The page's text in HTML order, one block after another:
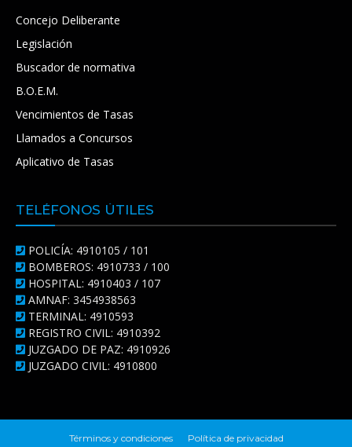
Concejo Deliberante
Legislación
Buscador de normativa
B.O.E.M.
Vencimientos de Tasas
Llamados a Concursos
Aplicativo de Tasas
TELÉFONOS ÚTILES
POLICÍA: 4910105 / 101
BOMBEROS: 4910733 / 100
HOSPITAL: 4910403 / 107
AMNAF: 3454938563
TERMINAL: 4910593
REGISTRO CIVIL: 4910392
JUZGADO DE PAZ: 4910926
JUZGADO CIVIL: 4910800
Términos y condiciones Política de privacidad